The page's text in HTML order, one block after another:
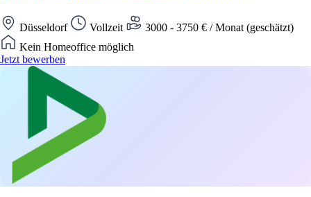
Düsseldorf Vollzeit
3000 - 3750 € / Monat (geschätzt)
Kein Homeoffice möglich
Jetzt bewerben